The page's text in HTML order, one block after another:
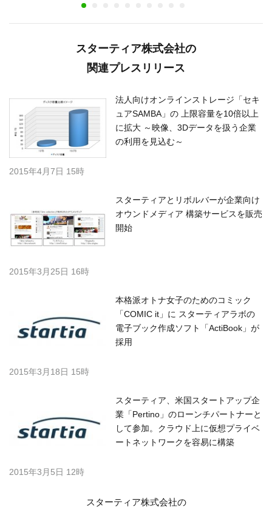
スターティア株式会社の
関連プレスリリース
法人向けオンラインストレージ「セキ
ュアSAMBA」の 上限容量を10倍以上
に拡大 ～映像、3Dデータを扱う企業
の利用を見込む～
2015年4月7日 15時
スターティアとリボルバーが企業向け
オウンドメディア 構築サービスを販売
開始
2015年3月25日 16時
本格派オトナ女子のためのコミック
「COMIC it」に スターティアラボの
電子ブック作成ソフト「ActiBook」が
採用
2015年3月18日 15時
スターティア、米国スタートアップ企
業「Pertino」のローンチパートナーと
して参加。クラウド上に仮想プライベ
ートネットワークを容易に構築
2015年3月5日 12時
スターティア株式会社の